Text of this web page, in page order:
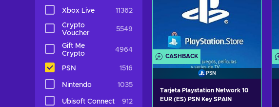
Xbox Live 11362
Crypto
Voucher
5549
Gift Me
Crypto
4964
PSN 1516
Nintendo 1035
Ubisoft Connect 912
CASHBACK
PSN
Tarjeta Playstation Network 10
EUR (ES) PSN Key SPAIN